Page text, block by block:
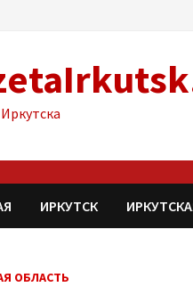
ИРКУТСК
ОБЛАСТЬ